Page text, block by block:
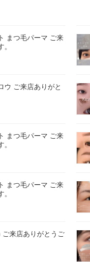
まつ毛パーマ ご来
ウ ご来店ありがと
まつ毛パーマ ご来
まつ毛パーマ ご来
ご来店ありがとうご